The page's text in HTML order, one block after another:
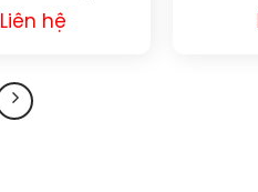
lượng Cao
Liên hệ